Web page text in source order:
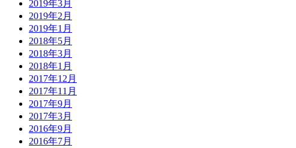
2019年3月
2019年2月
2019年1月
2018年5月
2018年3月
2018年1月
2017年12月
2017年11月
2017年9月
2017年3月
2016年9月
2016年7月